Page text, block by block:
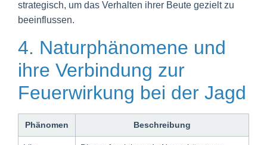
strategisch, um das Verhalten ihrer Beute gezielt zu
beeinflussen.
4. Naturphänomene und
ihre Verbindung zur
Feuerwirkung bei der Jagd
Phänomen Beschreibung